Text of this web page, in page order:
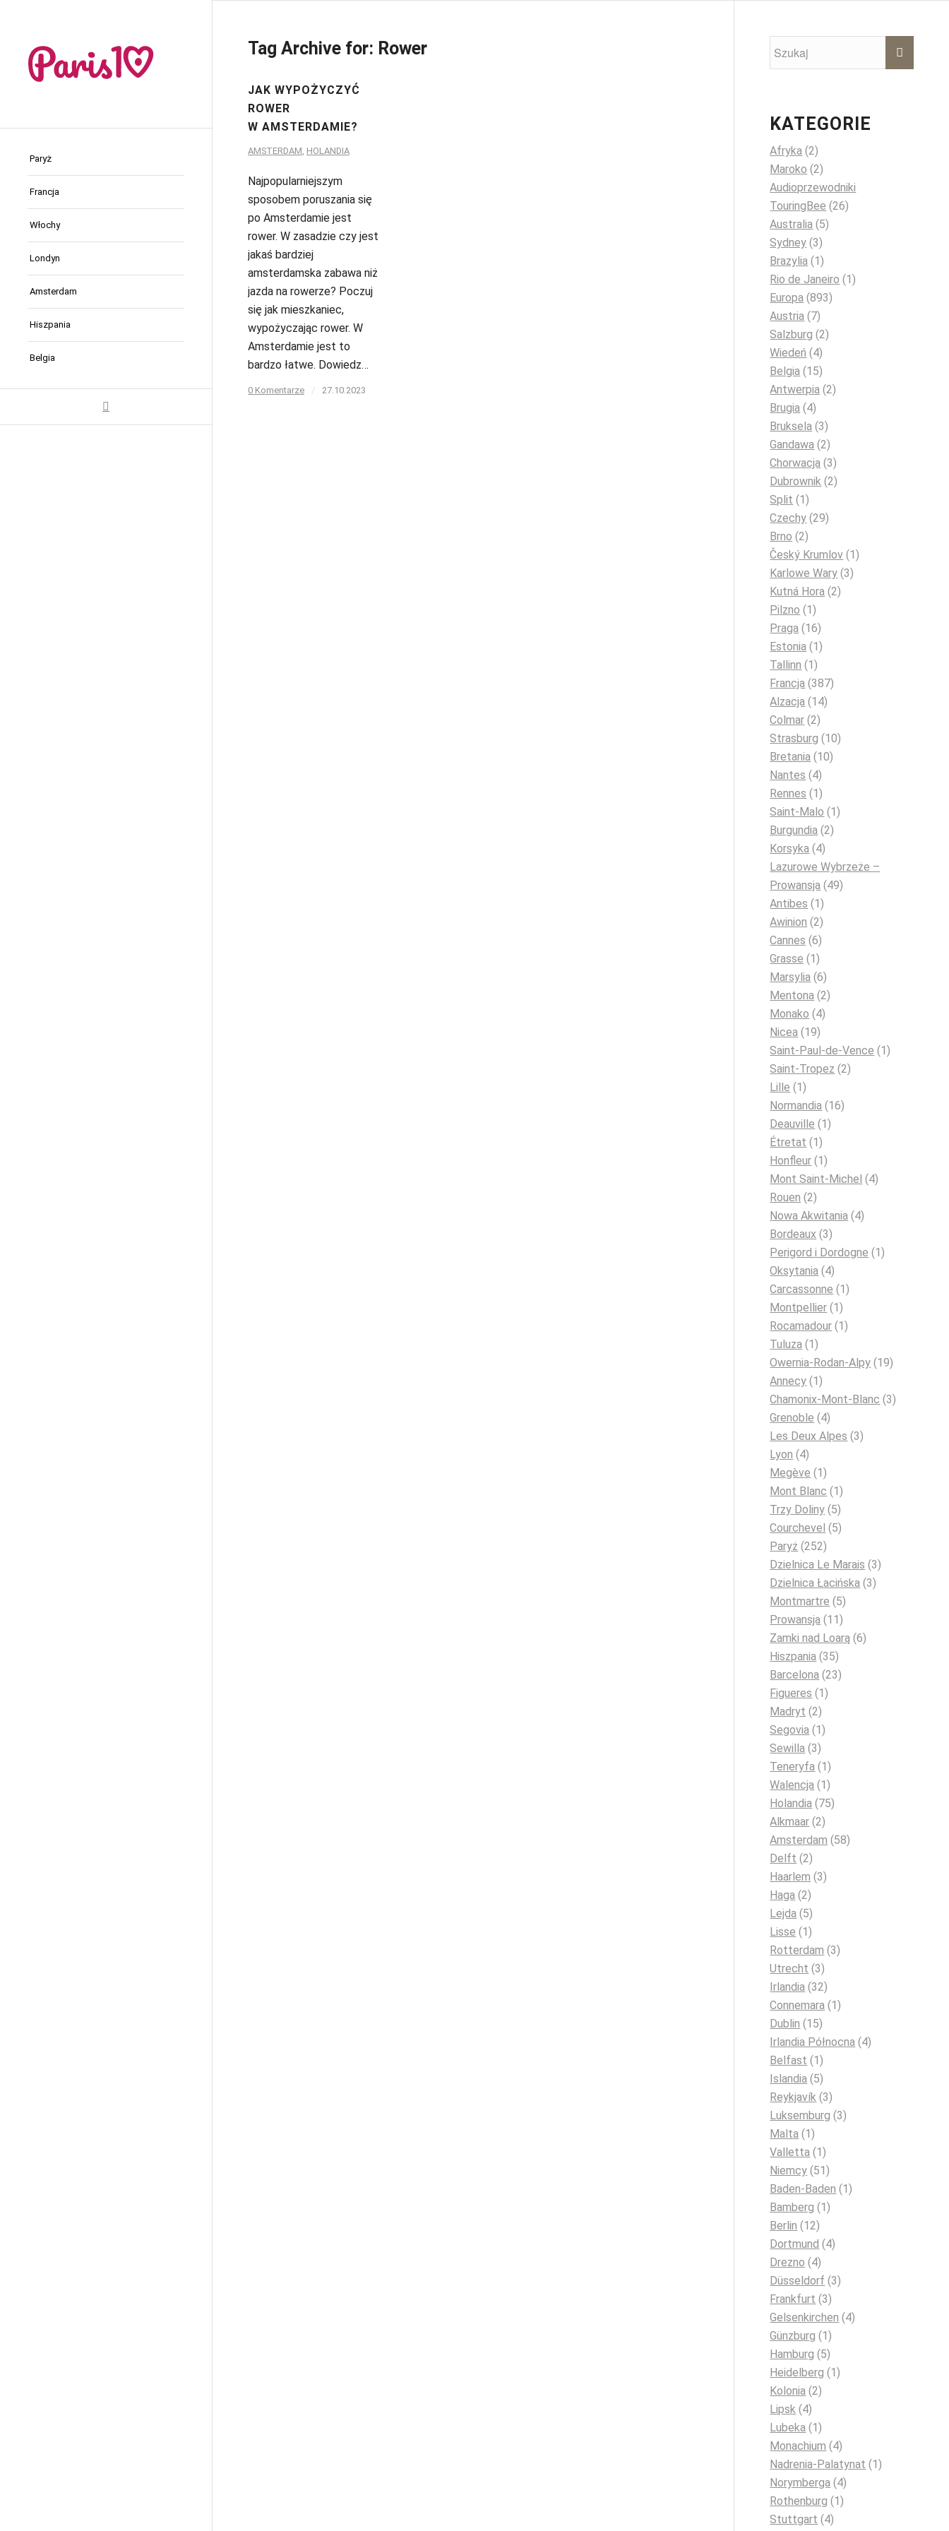
Paryż
Francja
Włochy
Londyn
Amsterdam
Hiszpania
Belgia
Tag Archive for: Rower
JAK WYPOŻYCZYĆ
ROWER
W AMSTERDAMIE?
AMSTERDAM, HOLANDIA
Najpopularniejszym
sposobem poruszania się
po Amsterdamie jest
rower. W zasadzie czy jest
jakaś bardziej
amsterdamska zabawa niż
jazda na rowerze? Poczuj
się jak mieszkaniec,
wypożyczając rower. W
Amsterdamie jest to
bardzo łatwe. Dowiedz…
0 Komentarze / 27.10.2023
KATEGORIE
Afryka (2)
Maroko (2)
Audioprzewodniki
TouringBee (26)
Australia (5)
Sydney (3)
Brazylia (1)
Rio de Janeiro (1)
Europa (893)
Austria (7)
Salzburg (2)
Wiedeń (4)
Belgia (15)
Antwerpia (2)
Brugia (4)
Bruksela (3)
Gandawa (2)
Chorwacja (3)
Dubrownik (2)
Split (1)
Czechy (29)
Brno (2)
Český Krumlov (1)
Karlowe Wary (3)
Kutná Hora (2)
Pilzno (1)
Praga (16)
Estonia (1)
Tallinn (1)
Francja (387)
Alzacja (14)
Colmar (2)
Strasburg (10)
Bretania (10)
Nantes (4)
Rennes (1)
Saint-Malo (1)
Burgundia (2)
Korsyka (4)
Lazurowe Wybrzeże –
Prowansja (49)
Antibes (1)
Awinion (2)
Cannes (6)
Grasse (1)
Marsylia (6)
Mentona (2)
Monako (4)
Nicea (19)
Saint-Paul-de-Vence (1)
Saint-Tropez (2)
Lille (1)
Normandia (16)
Deauville (1)
Étretat (1)
Honfleur (1)
Mont Saint-Michel (4)
Rouen (2)
Nowa Akwitania (4)
Bordeaux (3)
Perigord i Dordogne (1)
Oksytania (4)
Carcassonne (1)
Montpellier (1)
Rocamadour (1)
Tuluza (1)
Owernia-Rodan-Alpy (19)
Annecy (1)
Chamonix-Mont-Blanc (3)
Grenoble (4)
Les Deux Alpes (3)
Lyon (4)
Megève (1)
Mont Blanc (1)
Trzy Doliny (5)
Courchevel (5)
Paryż (252)
Dzielnica Le Marais (3)
Dzielnica Łacińska (3)
Montmartre (5)
Prowansja (11)
Zamki nad Loarą (6)
Hiszpania (35)
Barcelona (23)
Figueres (1)
Madryt (2)
Segovia (1)
Sewilla (3)
Teneryfa (1)
Walencja (1)
Holandia (75)
Alkmaar (2)
Amsterdam (58)
Delft (2)
Haarlem (3)
Haga (2)
Lejda (5)
Lisse (1)
Rotterdam (3)
Utrecht (3)
Irlandia (32)
Connemara (1)
Dublin (15)
Irlandia Północna (4)
Belfast (1)
Islandia (5)
Reykjavík (3)
Luksemburg (3)
Malta (1)
Valletta (1)
Niemcy (51)
Baden-Baden (1)
Bamberg (1)
Berlin (12)
Dortmund (4)
Drezno (4)
Düsseldorf (3)
Frankfurt (3)
Gelsenkirchen (4)
Günzburg (1)
Hamburg (5)
Heidelberg (1)
Kolonia (2)
Lipsk (4)
Lubeka (1)
Monachium (4)
Nadrenia-Palatynat (1)
Norymberga (4)
Rothenburg (1)
Stuttgart (4)